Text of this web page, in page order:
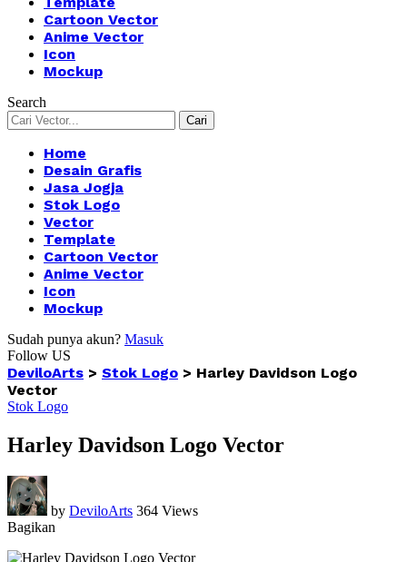
Cartoon Vector
Anime Vector
Icon
Mockup
Search
Home
Desain Grafis
Jasa Jogja
Stok Logo
Vector
Template
Cartoon Vector
Anime Vector
Icon
Mockup
Sudah punya akun? Masuk
Follow US
DeviloArts > Stok Logo > Harley Davidson Logo
Vector
Stok Logo
Harley Davidson Logo Vector
by DeviloArts 364 Views
Bagikan